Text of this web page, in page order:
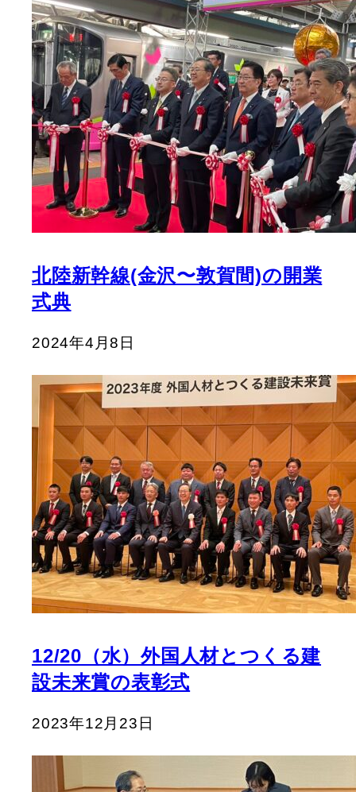
北陸新幹線(金沢〜敦賀間)の開業
式典
2024年4月8日
12/20（水）外国人材とつくる建
設未来賞の表彰式
2023年12月23日